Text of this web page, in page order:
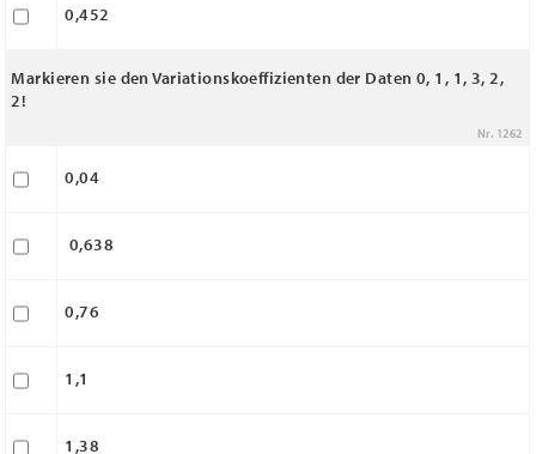
0,452
Markieren sie den Variationskoeffizienten der Daten 0, 1, 1, 3, 2,
2!
Nr. 1262
0,04
0,638
0,76
1,1
1,38